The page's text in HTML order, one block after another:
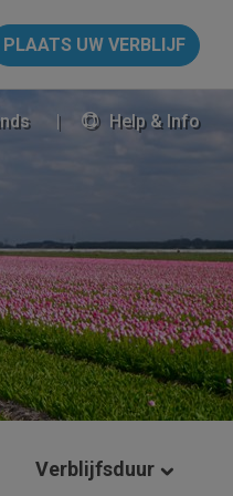
PLAATS UW VERBLIJF
Help & Info
Verblijfsduur